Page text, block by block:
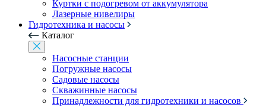
Куртки с подогревом от аккумулятора
Лазерные нивелиры
Гидротехника и насосы
Каталог
Насосные станции
Погружные насосы
Садовые насосы
Скважинные насосы
Принадлежности для гидротехники и насосов